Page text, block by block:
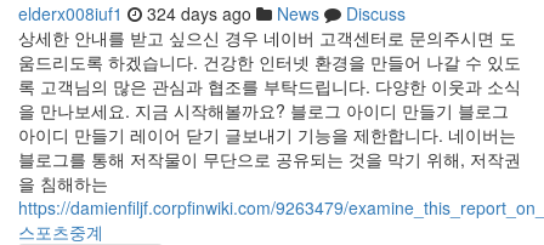
elderx008iuf1 324 days ago News
Discuss
상세한 안내를 받고 싶으신 경우 네이버 고객센터로 문의주시면 도
움드리도록 하겠습니다. 건강한 인터넷 환경을 만들어 나갈 수 있도
록 고객님의 많은 관심과 협조를 부탁드립니다. 다양한 이웃과 소식
을 만나보세요. 지금 시작해볼까요? 블로그 아이디 만들기 블로그
아이디 만들기 레이어 닫기 글보내기 기능을 제한합니다. 네이버는
블로그를 통해 저작물이 무단으로 공유되는 것을 막기 위해, 저작권
을 침해하는
https://damienfiljf.corpfinwiki.com/9263479/examine_this_report_on_
스포츠중계